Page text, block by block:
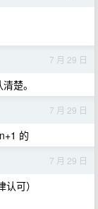
7 月 29 日
楚。
7 月 29 日
的
7 月 29 日
可）